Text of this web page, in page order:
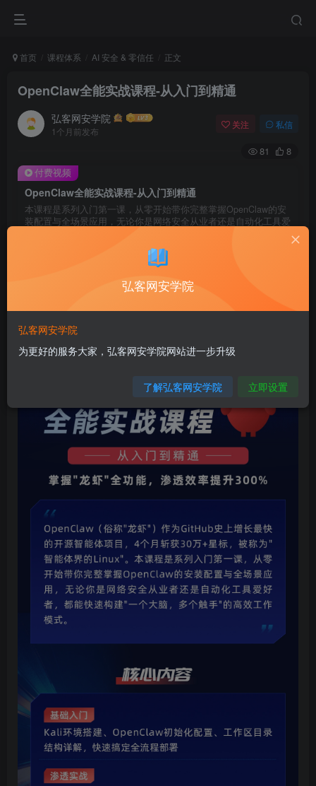
首页 课程体系 AI 安全 & 零信任 正文
OpenClaw全能实战课程-从入门到精通
弘客网安学院
1个月前发布
关注 私信
81 8
OpenClaw全能实战课程-从入门到精通
本课程是系列入门第一课，从零开始带你完整掌握OpenClaw的安
装配置与全场景应用，无论你是网络安全从业者还是自动化工具爱
98 ￥
￥88
付费视频
弘客网安学院
弘客网安学院
为更好的服务大家，弘客网安学院网站进一步升级
了解弘客网安学院 立即设置